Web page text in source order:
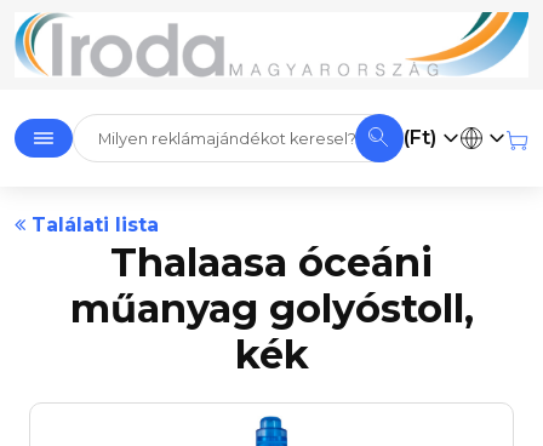
(Ft)
Találati lista
Thalaasa óceáni
műanyag golyóstoll,
kék